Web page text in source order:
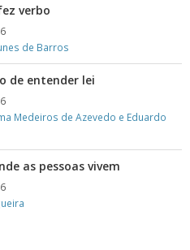
verbo
de Barros
de entender lei
Medeiros de Azevedo e Eduardo
as pessoas vivem